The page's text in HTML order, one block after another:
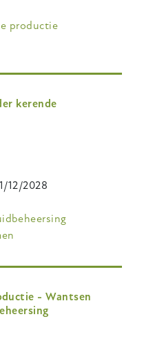
productie
kerende
12/2028
- Wantsen